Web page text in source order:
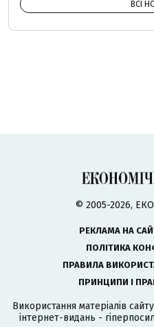
ВСІ
© 2005-2026,
РЕКЛАМА НА
ПОЛІТИКА
ПРАВИЛА
ПРИНЦИПИ І
Використання матеріалів
інтернет-видань -